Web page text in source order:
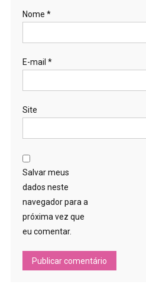
Nome *
E-mail *
Site
Salvar meus
dados neste
navegador para a
próxima vez que
eu comentar.